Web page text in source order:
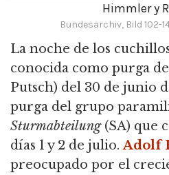
Himmler y
Bundesarchiv, Bild 102-
La noche de los
conocida como purga
Putsch) del 30 de junio
purga del grupo
Sturmabteilung (SA) que
días 1 y 2 de julio. Adolf
preocupado por el